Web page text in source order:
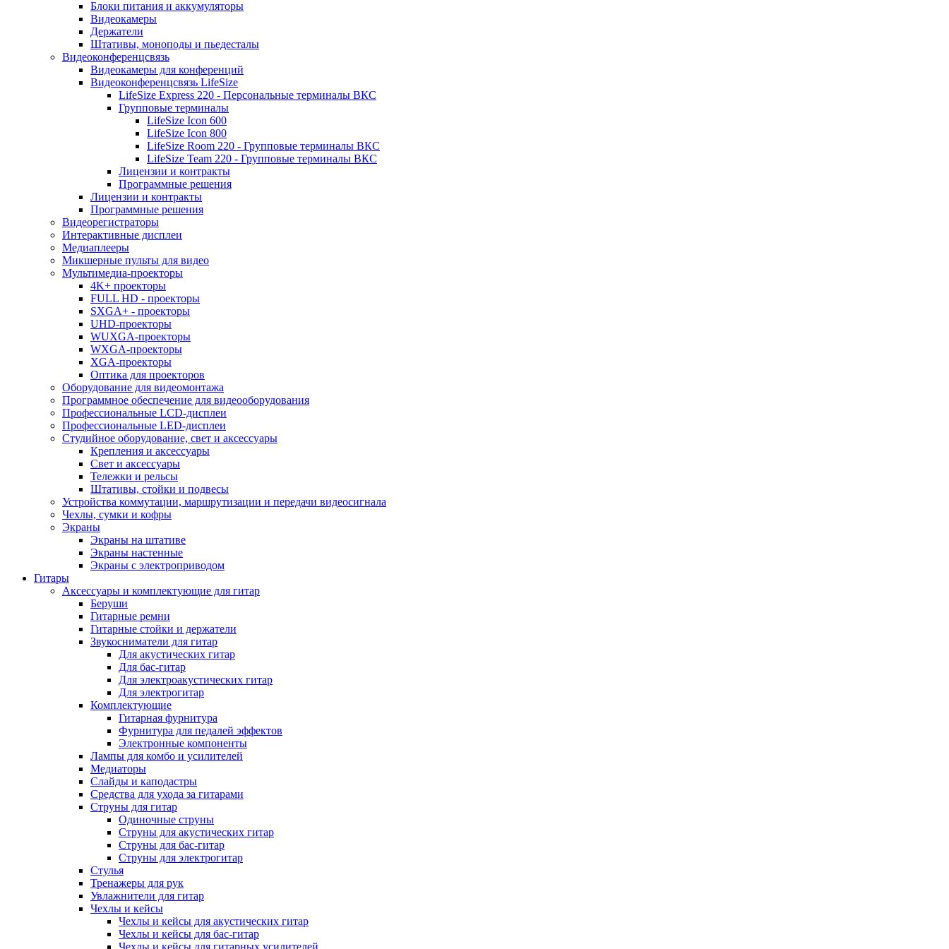
Блоки питания и аккумуляторы
Видеокамеры
Держатели
Штативы, моноподы и пьедесталы
Видеоконференцсвязь
Видеокамеры для конференций
Видеоконференцсвязь LifeSize
LifeSize Express 220 - Персональные терминалы ВКС
Групповые терминалы
LifeSize Icon 600
LifeSize Icon 800
LifeSize Room 220 - Групповые терминалы ВКС
LifeSize Team 220 - Групповые терминалы ВКС
Лицензии и контракты
Программные решения
Лицензии и контракты
Программные решения
Видеорегистраторы
Интерактивные дисплеи
Медиаплееры
Микшерные пульты для видео
Мультимедиа-проекторы
4K+ проекторы
FULL HD - проекторы
SXGA+ - проекторы
UHD-проекторы
WUXGA-проекторы
WXGA-проекторы
XGA-проекторы
Оптика для проекторов
Оборудование для видеомонтажа
Программное обеспечение для видеооборудования
Профессиональные LCD-дисплеи
Профессиональные LED-дисплеи
Студийное оборудование, свет и аксессуары
Крепления и аксессуары
Свет и аксессуары
Тележки и рельсы
Штативы, стойки и подвесы
Устройства коммутации, маршрутизации и передачи видеосигнала
Чехлы, сумки и кофры
Экраны
Экраны на штативе
Экраны настенные
Экраны с электроприводом
Гитары
Аксессуары и комплектующие для гитар
Беруши
Гитарные ремни
Гитарные стойки и держатели
Звукосниматели для гитар
Для акустических гитар
Для бас-гитар
Для электроакустических гитар
Для электрогитар
Комплектующие
Гитарная фурнитура
Фурнитура для педалей эффектов
Электронные компоненты
Лампы для комбо и усилителей
Медиаторы
Слайды и каподастры
Средства для ухода за гитарами
Струны для гитар
Одиночные струны
Струны для акустических гитар
Струны для бас-гитар
Струны для электрогитар
Стулья
Тренажеры для рук
Увлажнители для гитар
Чехлы и кейсы
Чехлы и кейсы для акустических гитар
Чехлы и кейсы для бас-гитар
Чехлы и кейсы для гитарных усилителей